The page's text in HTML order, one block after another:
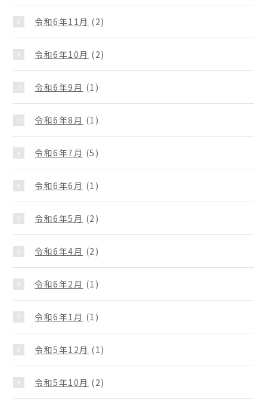
令和6年11月 (2)
令和6年10月 (2)
令和6年9月 (1)
令和6年8月 (1)
令和6年7月 (5)
令和6年6月 (1)
令和6年5月 (2)
令和6年4月 (2)
令和6年2月 (1)
令和6年1月 (1)
令和5年12月 (1)
令和5年10月 (2)